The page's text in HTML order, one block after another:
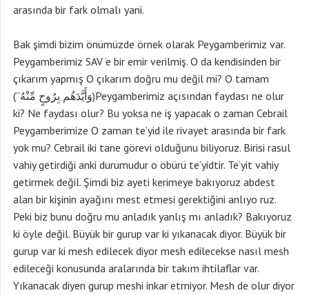
arasında bir fark olmalı yani.
Bak şimdi bizim önümüzde örnek olarak Peygamberimiz var.
Peygamberimiz SAV ‘e bir emir verilmiş. O da kendisinden bir
çıkarım yapmış O çıkarım doğru mu değil mi? O tamam
(”وَأَيَّدَهُم بِرُوحٍ مِّنْهُ)Peygamberimiz açısından faydası ne olur
ki? Ne faydası olur? Bu yoksa ne iş yapacak o zaman Cebrail
Peygamberimize O zaman te’yid ile rivayet arasında bir fark
yok mu? Cebrail iki tane görevi olduğunu biliyoruz. Birisi rasul
vahiy getirdiği anki durumudur o öbürü te’yidtir. Te’yit vahiy
getirmek değil. Şimdi biz ayeti kerimeye bakıyoruz abdest
alan bir kişinin ayağını mest etmesi gerektiğini anlıyo ruz.
Peki biz bunu doğru mu anladık yanlış mı anladık? Bakıyoruz
ki öyle değil. Büyük bir gurup var ki yıkanacak diyor. Büyük bir
gurup var ki mesh edilecek diyor mesh edilecekse nasıl mesh
edileceği konusunda aralarında bir takım ihtilaflar var.
Yıkanacak diyen gurup meshi inkar etmiyor. Mesh de olur diyor